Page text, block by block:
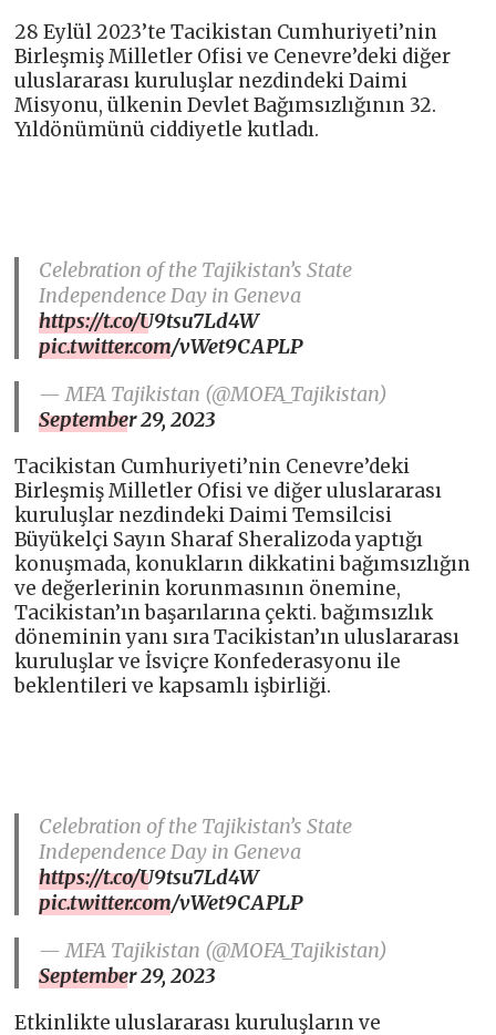
28 Eylül 2023’te Tacikistan Cumhuriyeti’nin
Birleşmiş Milletler Ofisi ve Cenevre’deki diğer
uluslararası kuruluşlar nezdindeki Daimi
Misyonu, ülkenin Devlet Bağımsızlığının 32.
Yıldönümünü ciddiyetle kutladı.
Celebration of the Tajikistan’s State
Independence Day in Geneva
https://t.co/U9tsu7Ld4W
pic.twitter.com/vWet9CAPLP
— MFA Tajikistan (@MOFA_Tajikistan)
September 29, 2023
Tacikistan Cumhuriyeti’nin Cenevre’deki
Birleşmiş Milletler Ofisi ve diğer uluslararası
kuruluşlar nezdindeki Daimi Temsilcisi
Büyükelçi Sayın Sharaf Sheralizoda yaptığı
konuşmada, konukların dikkatini bağımsızlığın
ve değerlerinin korunmasının önemine,
Tacikistan’ın başarılarına çekti. bağımsızlık
döneminin yanı sıra Tacikistan’ın uluslararası
kuruluşlar ve İsviçre Konfederasyonu ile
beklentileri ve kapsamlı işbirliği.
Celebration of the Tajikistan’s State
Independence Day in Geneva
https://t.co/U9tsu7Ld4W
pic.twitter.com/vWet9CAPLP
— MFA Tajikistan (@MOFA_Tajikistan)
September 29, 2023
Etkinlikte uluslararası kuruluşların ve